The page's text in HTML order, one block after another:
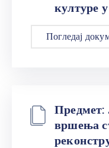
културе
Погледај
Предмет:
вршења